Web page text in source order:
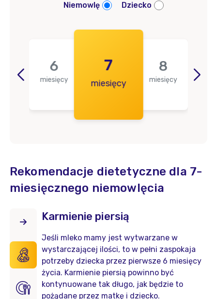
Niemowlę Dziecko
6
miesięcy
7
miesięcy
8
miesięcy
Rekomendacje dietetyczne dla 7-
miesięcznego niemowlęcia
Karmienie piersią
Jeśli mleko mamy jest wytwarzane w
wystarczającej ilości, to w pełni zaspokaja
potrzeby dziecka przez pierwsze 6 miesięcy
życia. Karmienie piersią powinno być
kontynuowane tak długo, jak będzie to
pożądane przez matkę i dziecko.